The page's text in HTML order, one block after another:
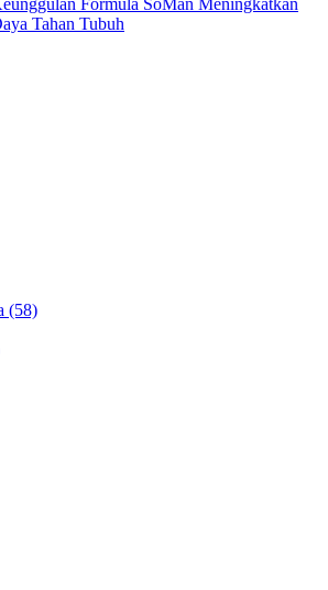
Formula SoMan Meningkatkan
Tahan Tubuh
(58)